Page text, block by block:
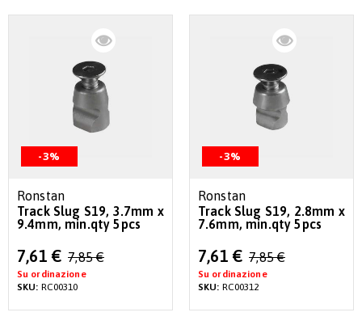
-3%
Ronstan
Track Slug S19, 3.7mm x
9.4mm, min.qty 5pcs
Special
Price
7,61 € 7,85 €
Su ordinazione
SKU: RC00310
-3%
Ronstan
Track Slug S19, 2.8mm x
7.6mm, min.qty 5pcs
Special
Price
7,61 € 7,85 €
Su ordinazione
SKU: RC00312